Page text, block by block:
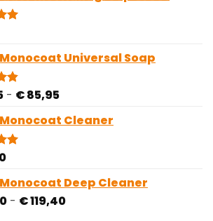
Universal Soap
- €85,95Prijsklasse:
tot
Cleaner
Deep Cleaner
- €119,40Prijsklasse: